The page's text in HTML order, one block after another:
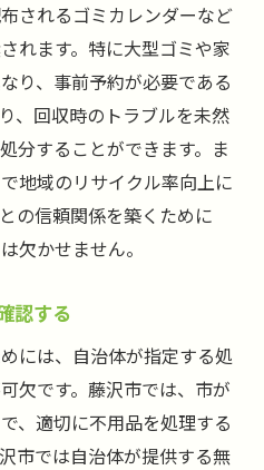
されるゴミカレンダーなど
れます。特に大型ゴミや家
り、事前予約が必要である
、回収時のトラブルを未然
分することができます。ま
地域のリサイクル率向上に
の信頼関係を築くために
欠かせません。
認する
には、自治体が指定する処
欠です。藤沢市では、市が
、適切に不用品を処理する
市では自治体が提供する無